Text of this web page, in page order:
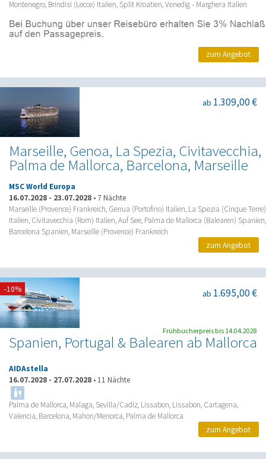
Montenegro, Brindisi (Lecce) Italien, Split Kroatien, Venedig - Marghera Italien
zum Angebot
Marseille, Genoa, La Spezia, Civitavecchia,
Palma de Mallorca, Barcelona, Marseille
ab 1.309,00 €
MSC World Europa
16.07.2028 - 23.07.2028 • 7 Nächte
Marseille (Provence) Frankreich, Genua (Portofino) Italien, La Spezia (Cinque Terre)
Italien, Civitavecchia (Rom) Italien, Auf See, Palma de Mallorca (Balearen) Spanien,
Barcelona Spanien, Marseille (Provence) Frankreich
zum Angebot
Spanien, Portugal & Balearen ab Mallorca
ab 1.695,00 €
AIDAstella
16.07.2028 - 27.07.2028 • 11 Nächte
Palma de Mallorca, Malaga, Sevilla/Cadiz, Lissabon, Lissabon, Cartagena,
Valencia, Barcelona, Mahon/Menorca, Palma de Mallorca
-10%
Frühbucherpreis bis 14.04.2028
zum Angebot